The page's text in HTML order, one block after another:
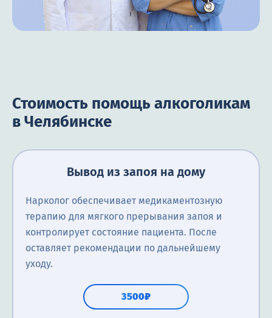
Стоимость помощь алкоголикам
в Челябинске
Вывод из запоя на дому
Нарколог обеспечивает медикаментозную
терапию для мягкого прерывания запоя и
контролирует состояние пациента. После
оставляет рекомендации по дальнейшему
уходу.
3500₽